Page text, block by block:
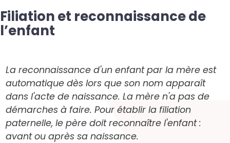
Filiation et reconnaissance de
l’enfant
La reconnaissance d'un enfant par la mère est
automatique dès lors que son nom apparaît
dans l'acte de naissance. La mère n'a pas de
démarches à faire. Pour établir la filiation
paternelle, le père doit reconnaître l'enfant :
avant ou après sa naissance.